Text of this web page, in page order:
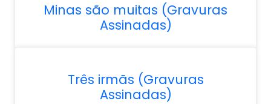
Minas são muitas (Gravuras
Assinadas)
Três irmãs (Gravuras
Assinadas)